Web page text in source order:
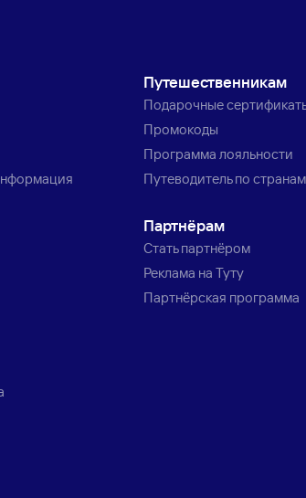
Путешественникам
Подарочные
Промокоды
Программа лояльности
Путеводитель по странам
Партнёрам
Стать партнёром
Реклама на Туту
Партнёрская программа